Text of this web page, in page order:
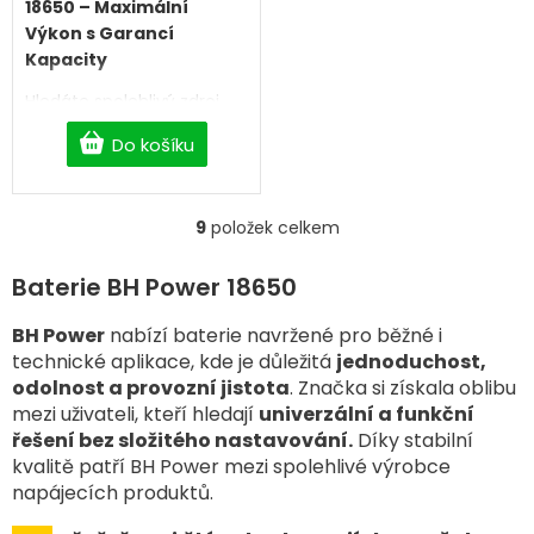
Do košíku
18650 – Maximální
Výkon s Garancí
Kapacity
Hledáte spolehlivý zdroj
energie pro svou čelovku,
e-cigaretu, powerbanku
nebo aku nářadí? Naše
nabíjecí baterie typu Li-
stabilní výkon, dlouhou
bezpečnost pro všechna
O
l
á
d
a
c
í
p
r
v
9položek celkem
Baterie BH Power 18650
BH Power nabízí baterie navržené pro běžné i
technické aplikace, kde je důležitá jednoduchost,
odolnost a provozní jistota. Značka si získala oblibu
mezi uživateli, kteří hledají univerzální a funkční
řešení bez složitého nastavování. Díky stabilní
kvalitě patří BH Power mezi spolehlivé výrobce
napájecích produktů.